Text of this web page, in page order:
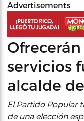
Advertisements
servicios
alcalde
El Partido Popular
de una elección